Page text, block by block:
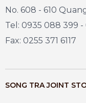
No. 608 - 610
Tel: 0935 088 399
Fax: 0255 371 6117
SONG TRA JOINT